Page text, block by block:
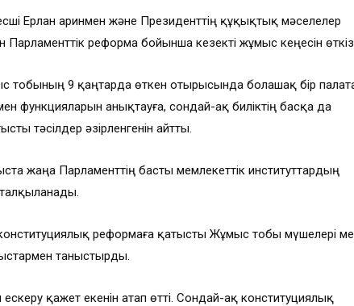
Ерлан Қаринмен және Президенттің құқықтық мәселелер
Парламенттік реформа бойынша кезекті жұмыс кеңесін
тобының 9 қаңтарда өткен отырысында болашақ бір
мен функцияларын анықтауға, сондай-ақ биліктің басқа да
тәсілдер әзірленгенін айтты.
жаңа Парламенттің басты мемлекеттік институттардың
талқыланады.
реформаға қатысты Жұмыс тобы мүшелері
таныстырды.
қажет екенін атап өтті. Сондай-ақ конституциялық